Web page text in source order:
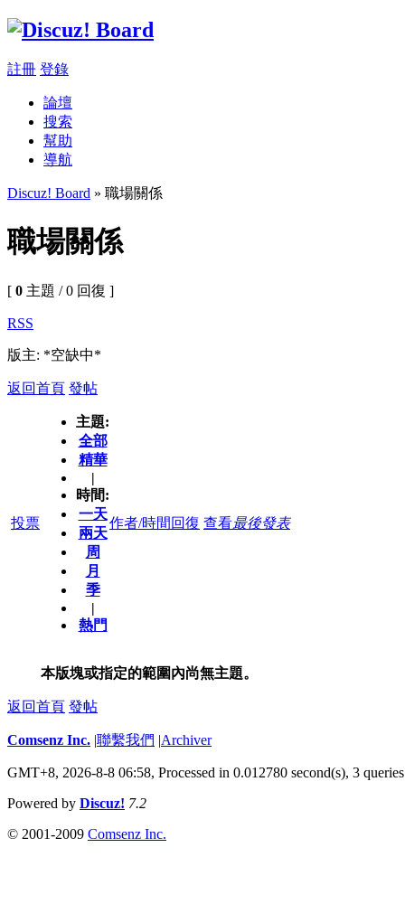
註冊 登錄
論壇
搜索
幫助
導航
Discuz! Board » 職場關係
職場關係
[ 0 主題 / 0 回復 ]
RSS
版主: *空缺中*
返回首頁 發帖
投票
主題:
全部
精華
|
時間:
一天
兩天
周
月
季
|
熱門
作者/時間 回復 查看最後發表
本版塊或指定的範圍內尚無主題。
返回首頁 發帖
Comsenz Inc. |聯繫我們 |Archiver
GMT+8, 2026-8-8 06:58, Processed in 0.012780 second(s), 3 queries
Powered by Discuz! 7.2
© 2001-2009 Comsenz Inc.